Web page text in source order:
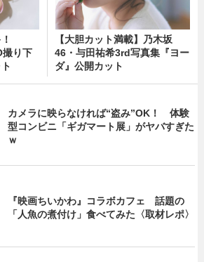
撮り下
【大胆カット満載】乃木坂
46・与田祐希3rd写真集『ヨー
ダ』公開カット
カメラに映らなければ“盗み”OK！ 体験
型コンビニ「ギガマート展」がヤバすぎた
ｗ
『映画ちいかわ』コラボカフェ 話題の
「人魚の煮付け」食べてみた〈取材レポ〉